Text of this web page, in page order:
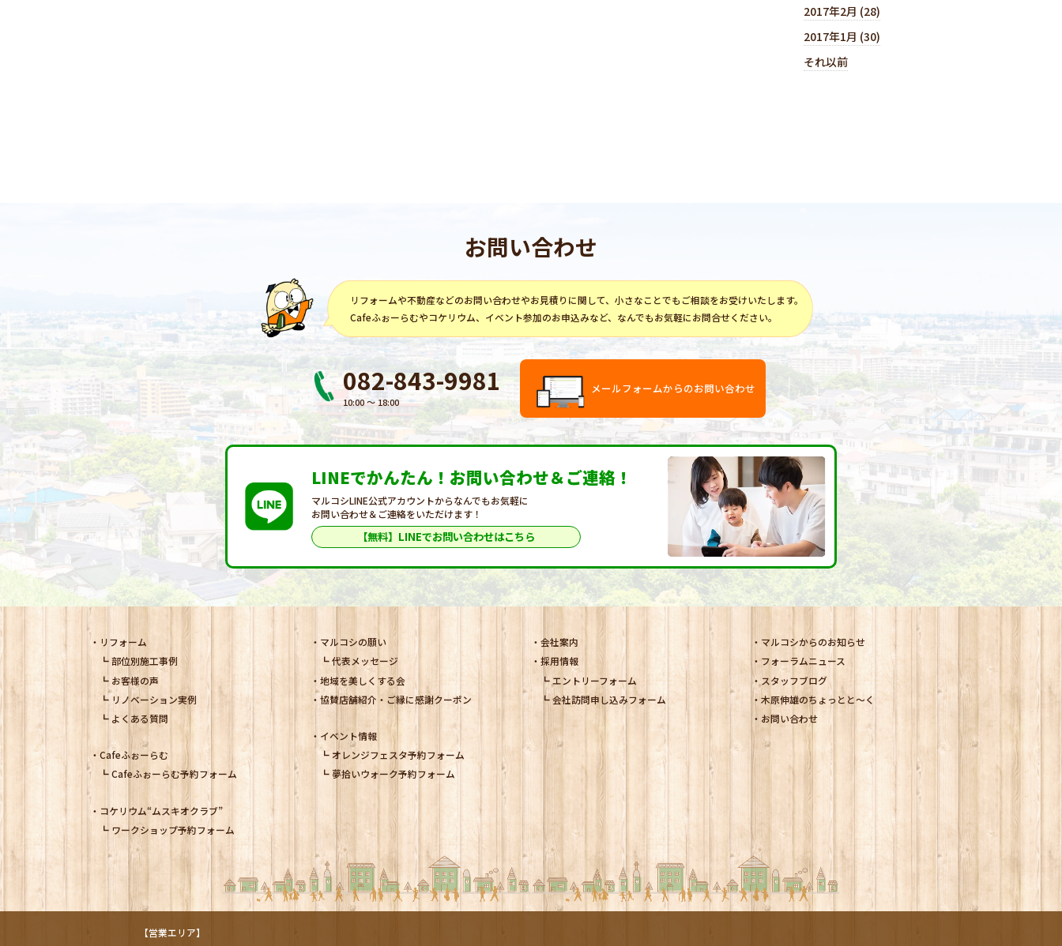
2017年2月 (28)
2017年1月 (30)
それ以前
お問い合わせ
リフォームや不動産などのお問い合わせやお見積りに関して、小さなことでもご相談をお受けいたします。
Cafeふぉーらむやコケリウム、イベント参加のお申込みなど、なんでもお気軽にお問合せください。
082-843-9981
10:00 〜 18:00
メールフォームからのお問い合わせ
LINEでかんたん！ お問い合わせ＆ご連絡！
マルコシLINE公式アカウントからなんでもお気軽に
お問い合わせ＆ご連絡をいただけます！
【無料】LINEでお問い合わせはこちら
リフォーム
部位別施工事例
お客様の声
リノベーション実例
よくある質問
Cafeふぉーらむ
Cafeふぉーらむ予約フォーム
コケリウム“ムスキオクラブ”
ワークショップ予約フォーム
マルコシの願い
代表メッセージ
地域を美しくする会
協賛店舗紹介・ご縁に感謝クーポン
イベント情報
オレンジフェスタ予約フォーム
夢拾いウォーク予約フォーム
会社案内
採用情報
エントリーフォーム
会社訪問申し込みフォーム
マルコシからのお知らせ
フォーラムニュース
スタッフブログ
木原伸雄のちょっとと～く
お問い合わせ
【営業エリア】